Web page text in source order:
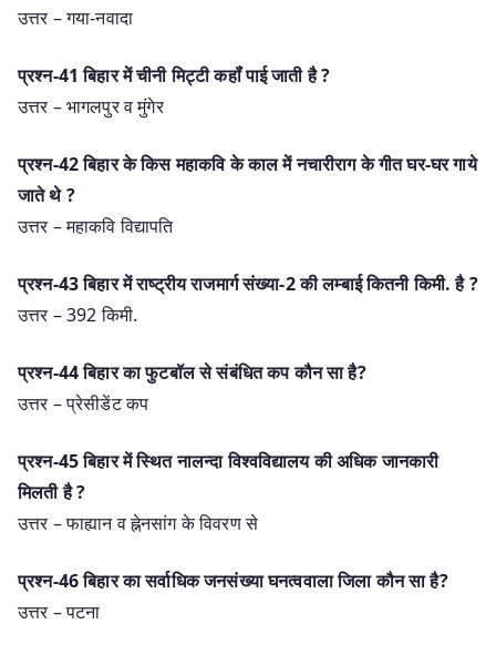
उत्तर – गया-नवादा
प्रश्न-41 बिहार में चीनी मिट्टी कहॉं पाई जाती है ?
उत्तर – भागलपुर व मुंगेर
प्रश्न-42 बिहार के किस महाकवि के काल में नचारीराग के गीत घर-घर गाये
जाते थे ?
उत्तर – महाकवि विद्यापति
प्रश्न-43 बिहार में राष्ट्रीय राजमार्ग संख्या-2 की लम्बाई कितनी किमी. है ?
उत्तर – 392 किमी.
प्रश्न-44 बिहार का फुटबॉल से संबंधित कप कौन सा है?
उत्तर – प्रेसीडेंट कप
प्रश्न-45 बिहार में स्थित नालन्दा विश्वविद्यालय की अधिक जानकारी
मिलती है ?
उत्तर – फाह्यान व ह्नेनसांग के विवरण से
प्रश्न-46 बिहार का सर्वाधिक जनसंख्या घनत्ववाला जिला कौन सा है?
उत्तर – पटना